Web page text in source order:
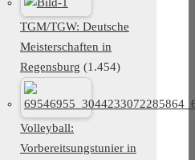
TGM/TGW: Deutsche
Meisterschaften in
Regensburg (1.454)
Volleyball:
Vorbereitsungstunier in